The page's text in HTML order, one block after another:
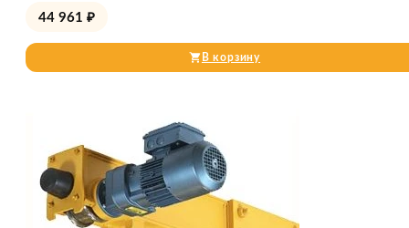
44 961 ₽
В корзину